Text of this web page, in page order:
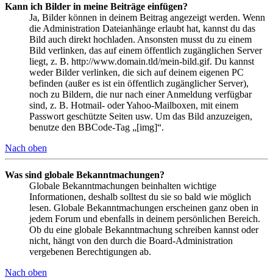
Kann ich Bilder in meine Beiträge einfügen?
Ja, Bilder können in deinem Beitrag angezeigt werden. Wenn
die Administration Dateianhänge erlaubt hat, kannst du das
Bild auch direkt hochladen. Ansonsten musst du zu einem
Bild verlinken, das auf einem öffentlich zugänglichen Server
liegt, z. B. http://www.domain.tld/mein-bild.gif. Du kannst
weder Bilder verlinken, die sich auf deinem eigenen PC
befinden (außer es ist ein öffentlich zugänglicher Server),
noch zu Bildern, die nur nach einer Anmeldung verfügbar
sind, z. B. Hotmail- oder Yahoo-Mailboxen, mit einem
Passwort geschützte Seiten usw. Um das Bild anzuzeigen,
benutze den BBCode-Tag „[img]“.
Nach oben
Was sind globale Bekanntmachungen?
Globale Bekanntmachungen beinhalten wichtige
Informationen, deshalb solltest du sie so bald wie möglich
lesen. Globale Bekanntmachungen erscheinen ganz oben in
jedem Forum und ebenfalls in deinem persönlichen Bereich.
Ob du eine globale Bekanntmachung schreiben kannst oder
nicht, hängt von den durch die Board-Administration
vergebenen Berechtigungen ab.
Nach oben